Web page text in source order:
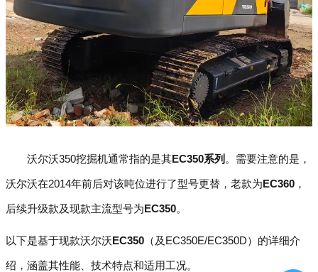
沃尔沃350挖掘机通常指的是其EC350系列 。需要注意的是，
沃尔沃在2014年前后对该吨位进行了型号更替，老款为EC360 ，
后续升级款及现款主流型号为EC350。
以下是基于现款沃尔沃EC350 （及EC350E/EC350D）的详细介
绍，涵盖其性能、技术特点和适用工况。